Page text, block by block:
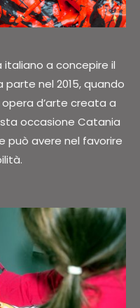
italiano a concepire il
nel 2015, quando
opera d’arte creata a
occasione Catania
può avere nel favorire